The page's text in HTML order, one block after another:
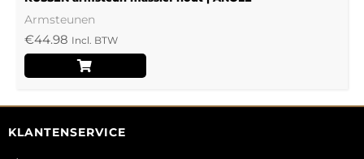
Armsteunen
€44.98 Incl. BTW
KLANTENSERVICE